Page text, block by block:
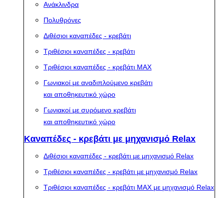
Ανάκλινδρα
Πολυθρόνες
Διθέσιοι καναπέδες - κρεβάτι
Τριθέσιοι καναπέδες - κρεβάτι
Τριθέσιοι καναπέδες - κρεβάτι MAX
Γωνιακοί με αναδιπλούμενο κρεβάτι
και αποθηκευτικό χώρο
Γωνιακοί με συρόμενο κρεβάτι
και αποθηκευτικό χώρο
Καναπέδες - κρεβάτι με μηχανισμό Relax
Διθέσιοι καναπέδες - κρεβάτι με μηχανισμό Relax
Τριθέσιοι καναπέδες - κρεβάτι με μηχανισμό Relax
Τριθέσιοι καναπέδες - κρεβάτι MAX με μηχανισμό Relax